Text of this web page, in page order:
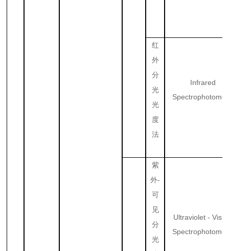
红
外
分
光
光
度
法
Infrared
紫
外-
可
见
分
光
Ultraviolet -